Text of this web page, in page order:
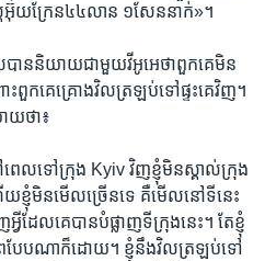
រ​អ៊ុយក្រែន​៤៤លាន ​១សែន​នាក់»។​
បាន​និយាយជា​មួយ​វីអូអេថា​ពួក​គេ​មិន​
ះពួក​គេ​គ្រោងវិលត្រឡប់ទៅផ្ទះគេ​វិញ។
យថា៖
ពេល​ទៅ​ក្រុង Kyiv វិញ​ខ្ញុំ​មិន​ស្គាល់​ក្រុង​
ខ្ញុំមិន​មើល​ច្រើន​ទេ គឺមើល​នៅ​ទី​នេះ​
វីដែល​គេបាន​បំផ្លាញ​ទីក្រុង​នេះ។ តែ​ខ្ញុំ​
បែប​ណា​ក៏ដោយ។ ខ្ញុំ​នឹង​វិល​ត្រឡប់​ទៅ